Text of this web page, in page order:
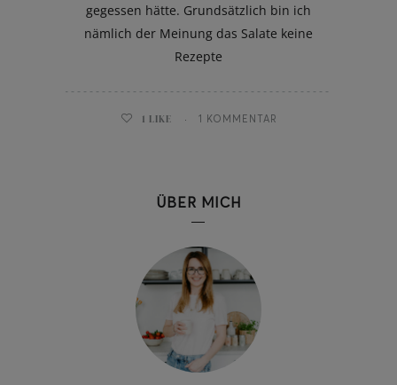
gegessen hätte. Grundsätzlich bin ich
nämlich der Meinung das Salate keine
Rezepte
1 LIKE 1 KOMMENTAR
ÜBER MICH